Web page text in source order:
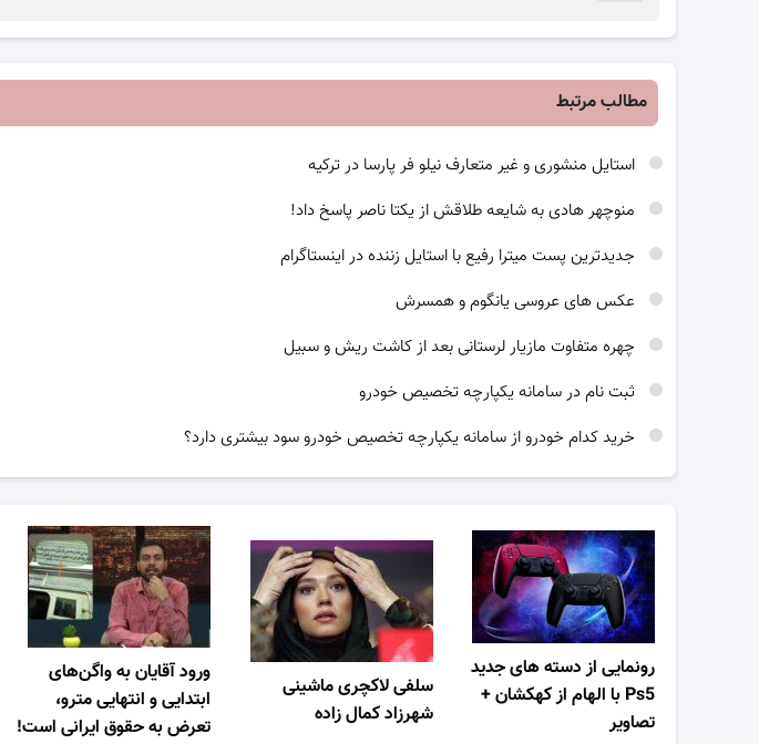
مطالب مرتبط
استایل منشوری و غیر متعارف نیلو فر پارسا در ترکیه
منوچهر هادی به شایعه طلاقش از یکتا ناصر پاسخ داد!
جدیدترین پست میترا رفیع با استایل زننده در اینستاگرام
عکس های عروسی یانگوم و همسرش
چهره متفاوت مازیار لرستانی بعد از کاشت ریش و سبیل
ثبت نام در سامانه یکپارچه تخصیص خودرو
خرید کدام خودرو از سامانه یکپارچه تخصیص خودرو سود بیشتری دارد؟
ورود آقایان به واگن‌های
ابتدایی و انتهایی مترو،
تعرض به حقوق ایرانی است!
سلفی لاکچری ماشینی
شهرزاد کمال زاده
رونمایی از دسته های جدید
Ps5 با الهام از کهکشان +
تصاویر